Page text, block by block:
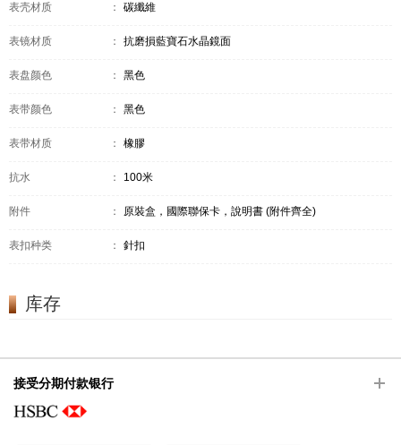
表壳材质 ： 碳纖維
表镜材质 ： 抗磨損藍寶石水晶鏡面
表盘颜色 ： 黑色
表带颜色 ： 黑色
表带材质 ： 橡膠
抗水 ： 100米
附件 ： 原裝盒，國際聯保卡，說明書 (附件齊全)
表扣种类 ： 針扣
库存
接受分期付款银行